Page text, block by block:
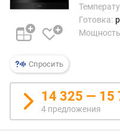
ы
л
а
с
н
Спросить
Готовка:
14 325 — 15
4 предложения